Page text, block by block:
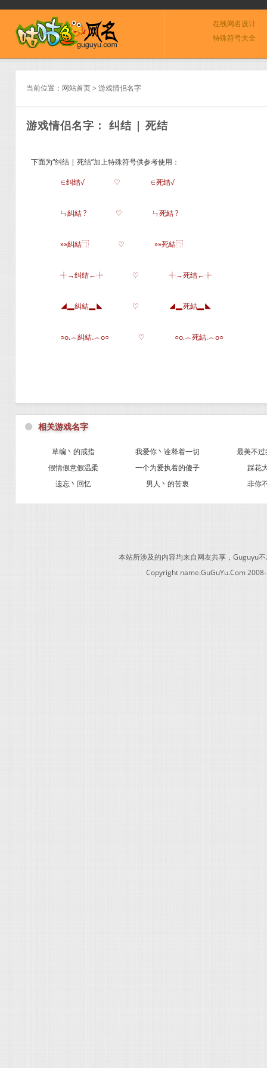
在线网名设计
特殊符号大全
当前位置： 网站首页> 游戏情侣名字
游戏情侣名字： 纠结 | 死结
下面为“纠结 | 死结”加上特殊符号供参考使用：
∈纠结√
♡ ∈死结√
ㄣ糾結 ? ♡ ㄣ死結 ?
»»糾結⿹ ♡ »»死結⿹
┽→纠结←┾ ♡ ┽→死结←┾
◢▂糾結▂◣ ♡ ◢▂死結▂◣
○o.︵糾結.︵o○ ♡ ○o.︵死結.︵o○
⚫ 相关游戏名字
草编丶的戒指 我爱你丶诠释着一切
最美不
假情假意假温柔
一个为爱执着的傻子
踩花
遗忘丶回忆
男人丶的苦衷 非你
本站所涉及的内容均来自网友共享，Guguyu
Copyright name.GuGuYu.Com